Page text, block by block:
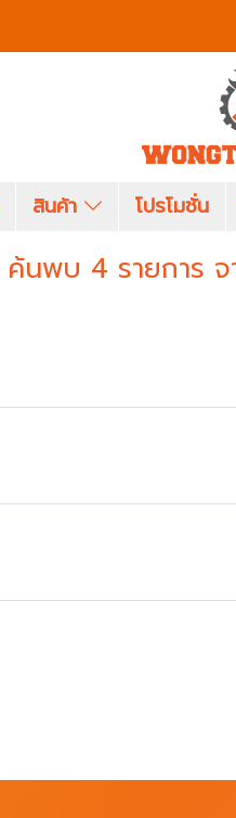
สินค้า โปรโมชั่น
ค้นพบ 4 รายการ จ